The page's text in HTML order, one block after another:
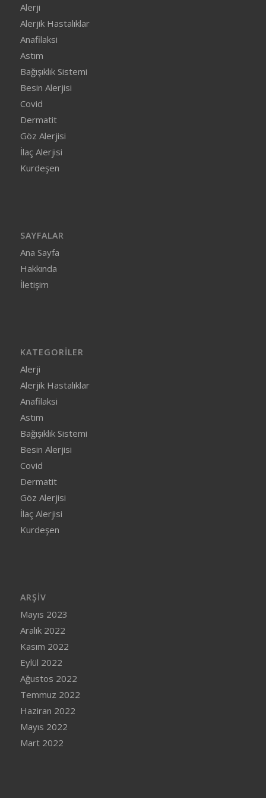
Alerji
Alerjik Hastalıklar
Anafilaksi
Astım
Bağışıklık Sistemi
Besin Alerjisi
Covid
Dermatit
Göz Alerjisi
İlaç Alerjisi
Kurdeşen
SAYFALAR
Ana Sayfa
Hakkında
İletişim
KATEGORILER
Alerji
Alerjik Hastalıklar
Anafilaksi
Astım
Bağışıklık Sistemi
Besin Alerjisi
Covid
Dermatit
Göz Alerjisi
İlaç Alerjisi
Kurdeşen
ARŞIV
Mayıs 2023
Aralık 2022
Kasım 2022
Eylül 2022
Ağustos 2022
Temmuz 2022
Haziran 2022
Mayıs 2022
Mart 2022